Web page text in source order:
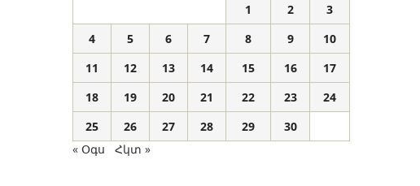
1 2
3
4
5 6 7 8 9
10
11
12 13 14 15 16
17
18
19 20 21 22 23
24
25
26 27 28 29
30
« Օգս
Հկտ »